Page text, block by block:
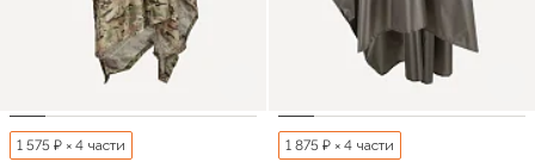
1 575 ₽ × 4 части 1 875 ₽ × 4 части